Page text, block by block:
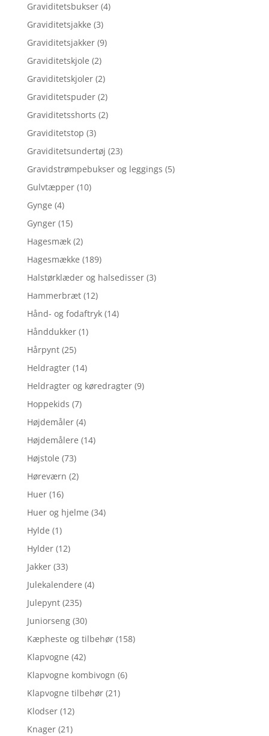
Graviditetsbukser (4)
Graviditetsjakke (3)
Graviditetsjakker (9)
Graviditetskjole (2)
Graviditetskjoler (2)
Graviditetspuder (2)
Graviditetsshorts (2)
Graviditetstop (3)
Graviditetsundertøj (23)
Gravidstrømpebukser og leggings (5)
Gulvtæpper (10)
Gynge (4)
Gynger (15)
Hagesmæk (2)
Hagesmække (189)
Halstørklæder og halsedisser (3)
Hammerbræt (12)
Hånd- og fodaftryk (14)
Hånddukker (1)
Hårpynt (25)
Heldragter (14)
Heldragter og køredragter (9)
Hoppekids (7)
Højdemåler (4)
Højdemålere (14)
Højstole (73)
Høreværn (2)
Huer (16)
Huer og hjelme (34)
Hylde (1)
Hylder (12)
Jakker (33)
Julekalendere (4)
Julepynt (235)
Juniorseng (30)
Kæpheste og tilbehør (158)
Klapvogne (42)
Klapvogne kombivogn (6)
Klapvogne tilbehør (21)
Klodser (12)
Knager (21)